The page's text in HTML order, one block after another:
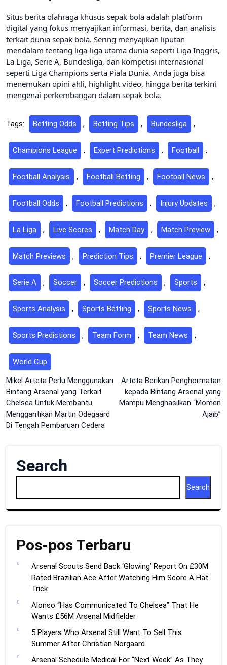
Situs berita olahraga khusus sepak bola adalah platform
digital yang fokus menyajikan informasi, berita, dan analisis
terkait dunia sepak bola. Sering menyajikan liputan
mendalam tentang liga-liga utama dunia seperti Liga Inggris,
La Liga, Serie A, Bundesliga, dan kompetisi internasional
seperti Liga Champions serta Piala Dunia. Anda juga bisa
menemukan opini ahli, highlight video, hingga berita terkini
mengenai perkembangan dalam sepak bola.
Tags: Betting Odds , Betting Tips , Bundesliga ,
Champions League , Expert Predictions , Football ,
Football Analysis , Football Betting , Football News ,
Football Odds , Football Predictions , Injury Updates ,
La Liga , Live Scores , Match Day , Match Preview ,
Match Previews , Prediction Tips , Premier League ,
Serie A , Soccer , Soccer Predictions , Sports ,
Sports Analysis , Sports Betting , Sports News ,
Sports Predictions , Team Form , Team News ,
World Cup
Post
navigation
Mikel Arteta Perlu Menggunakan
Bintang Arsenal yang Terkait
Chelsea Untuk Membantu
Menggantikan Martin Odegaard
Di Tengah Pembaruan Cedera
Arteta Berikan Penghormatan
kepada Bintang Arsenal yang
Mampu Menghasilkan “Momen
Ajaib”
Search
Search
Pos-pos Terbaru
Arsenal Scouts Send Back ‘Glowing’ Report On £30M
Rated Brazilian Ace After Watching Him Score A Hat
Trick
Alonso “Has Communicated To Chelsea” That He
Wants £56M Arsenal Midfielder
5 Players Who Arsenal Still Want To Sell This
Summer After Christian Norgaard
Arsenal Schedule Medical For “Next Week” As They